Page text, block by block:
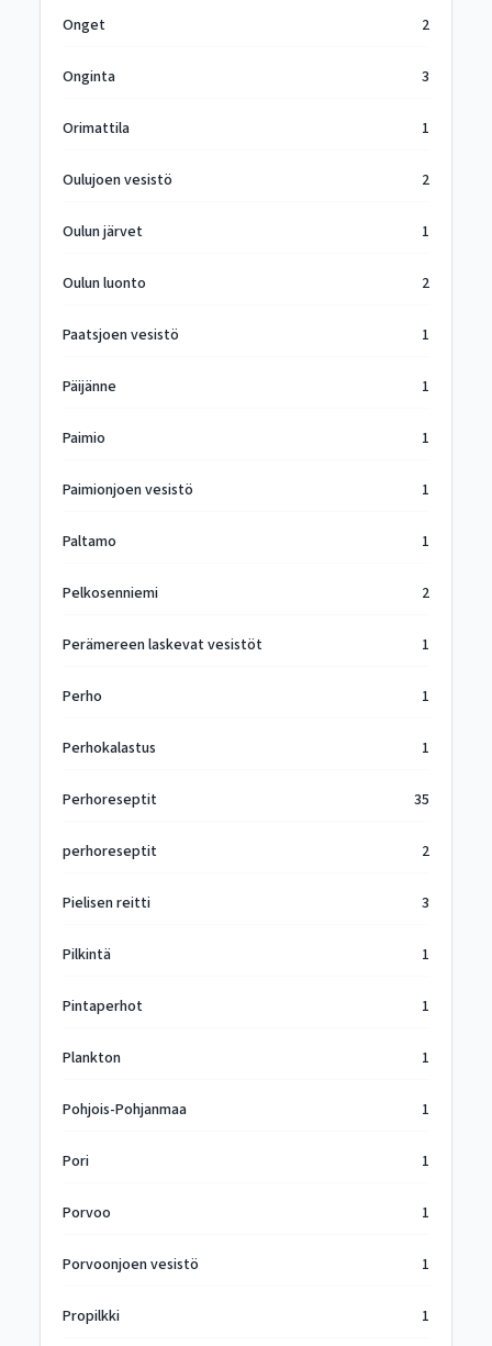
Onget 2
Onginta 3
Orimattila 1
Oulujoen vesistö 2
Oulun järvet 1
Oulun luonto 2
Paatsjoen vesistö 1
Päijänne 1
Paimio 1
Paimionjoen vesistö 1
Paltamo 1
Pelkosenniemi 2
Perämereen laskevat vesistöt 1
Perho 1
Perhokalastus 1
Perhoreseptit 35
perhoreseptit 2
Pielisen reitti 3
Pilkintä 1
Pintaperhot 1
Plankton 1
Pohjois-Pohjanmaa 1
Pori 1
Porvoo 1
Porvoonjoen vesistö 1
Propilkki 1